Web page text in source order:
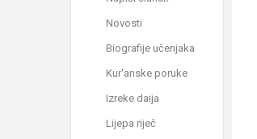
Novosti
Biografije učenjaka
Kur'anske poruke
Izreke daija
Lijepa riječ